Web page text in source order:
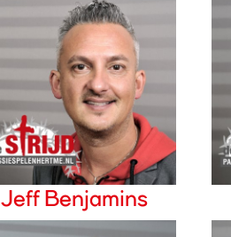
Jeff Benjamins